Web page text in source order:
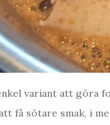
variant att göra
få sötare smak, i